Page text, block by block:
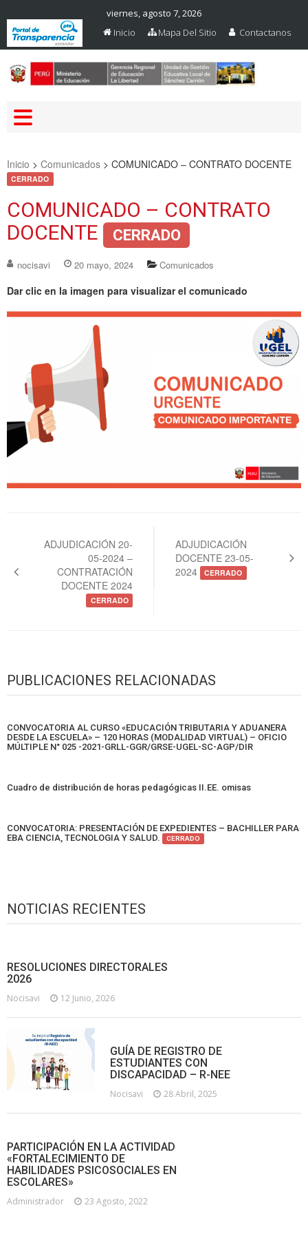
viernes, agosto 7, 2026
Inicio
Mapa Del Sitio Contactanos
Inicio > Comunicados > COMUNICADO – CONTRATO DOCENTE
CERRADO
COMUNICADO – CONTRATO
DOCENTE
CERRADO
nocisavi 20 mayo, 2024 Comunicados
Dar clic en la imagen para visualizar el comunicado
entradas
ADJUDICACIÓN 20-
05-2024 –
CONTRATACIÓN
DOCENTE 2024
CERRADO
ADJUDICACIÓN
DOCENTE 23-05-
2024
CERRADO
PUBLICACIONES RELACIONADAS
CONVOCATORIA AL CURSO «EDUCACIÓN TRIBUTARIA Y ADUANERA
DESDE LA ESCUELA» – 120 HORAS (MODALIDAD VIRTUAL) – OFICIO
MÚLTIPLE N° 025 -2021-GRLL-GGR/GRSE-UGEL-SC-AGP/DIR
Cuadro de distribución de horas pedagógicas II.EE. omisas
CONVOCATORIA: PRESENTACIÓN DE EXPEDIENTES – BACHILLER PARA
EBA CIENCIA, TECNOLOGIA Y SALUD.
CERRADO
NOTICIAS RECIENTES
RESOLUCIONES DIRECTORALES
2026
Nocisavi 12 Junio, 2026
GUÍA DE REGISTRO DE
ESTUDIANTES CON
DISCAPACIDAD – R-NEE
Nocisavi 28 Abril, 2025
PARTICIPACIÓN EN LA ACTIVIDAD
«FORTALECIMIENTO DE
HABILIDADES PSICOSOCIALES EN
ESCOLARES»
Administrador 23 Agosto, 2022